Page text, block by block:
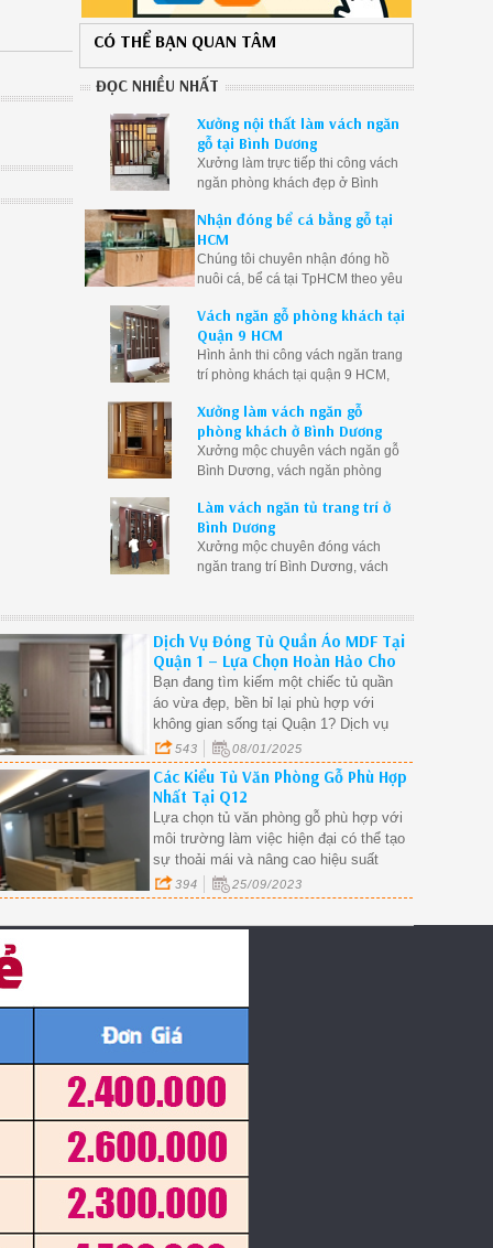
CÓ THỂ BẠN QUAN TÂM
ĐỌC NHIỀU NHẤT
Xưởng nội thất làm vách ngăn
gỗ tại Bình Dương
Xưởng làm trực tiếp thi công vách
ngăn phòng khách đẹp ở Bình
giá rẻ
Nhận đóng bể cá bằng gỗ tại
HCM
Chúng tôi chuyên nhận đóng hồ
nuôi cá, bể cá tại TpHCM theo yêu
sinh bằng gỗ theo kích thước
Vách ngăn gỗ phòng khách tại
Quận 9 HCM
Hình ảnh thi công vách ngăn trang
trí phòng khách tại quận 9 HCM,
TpHCM giá rẻ, vách ngăn phòng
khách quận 9
Xưởng làm vách ngăn gỗ
phòng khách ở Bình Dương
Xưởng mộc chuyên vách ngăn gỗ
Bình Dương, vách ngăn phòng
bằng gỗ phòng khách tại Bình
Dương
Làm vách ngăn tủ trang trí ở
Bình Dương
Xưởng mộc chuyên đóng vách
ngăn trang trí Bình Dương, vách
Dịch Vụ Đóng Tủ Quần Áo MDF Tại
Quận 1 – Lựa Chọn Hoàn Hảo Cho
Không Gian Hiện Đại.
Bạn đang tìm kiếm một chiếc tủ quần
áo vừa đẹp, bền bỉ lại phù hợp với
không gian sống tại Quận 1? Dịch vụ
đóng tủ quần áo MDF chính là giải pháp
tối ưu giúp bạn sở hữu một sản phẩm
tiện nghi, thẩm mỹ và giá thành hợp lý.
Tủ quần áo MDF không chỉ mang đến
vẻ đẹp hiện đại mà còn giúp tối ưu hóa
không gian trong các căn hộ, nhà phố
tại khu vực trung tâm TP.HCM.
543 08/01/2025
Các Kiểu Tủ Văn Phòng Gỗ Phù Hợp
Nhất Tại Q12
Lựa chọn tủ văn phòng gỗ phù hợp với
môi trường làm việc hiện đại có thể tạo
sự thoải mái và nâng cao hiệu suất
công việc.
394 25/09/2023